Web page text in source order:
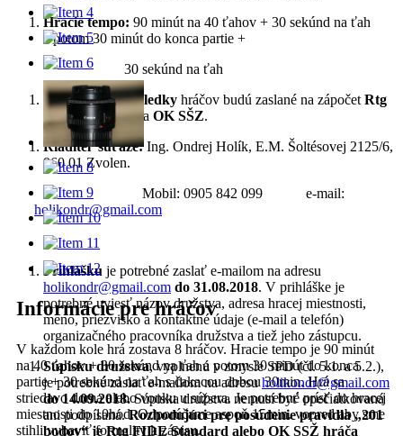
Hracie tempo: 90 minút na 40 ťahov + 30 sekúnd na ťah
a potom 30 minút do konca partie +
30 sekúnd na ťah
Individuálne výsledky hráčov budú zaslané na zápočet Rtg
FIDE Standarda OK SŠZ.
Riaditeľ súťaže:Ing. Ondrej Holík, E.M. Šoltésovej 2125/6,
960 01 Zvolen.
Mobil: 0905 842 099 e-mail:
holikondr@gmail.com
Prihlášku je potrebné zaslať e-mailom na adresu
holikondr@gmail.com do 31.08.2018. V prihláške je
potrebné uviesť názov družstva, adresa hracej miestnosti,
meno, priezvisko a kontaktné údaje (e-mail a telefón)
organizačného pracovníka družstva a tiež jeho zástupcu.
Súpisku družstva, vyplnenú v zmysle SPD (čl. 5.1. a 5.2.),
je potrebné zaslať e-mailom na adresuholikondr@gmail.com
do 14.09.2018.Súpiska družstva nemusí byť opečiatkovaná
ani podpísaná.Rozhodujúci pre posúdenie pravidla „201
bodov“ je Rtg FIDE Standard alebo OK SSŽ hráča
Informácie pre hráčov
V každom kole hrá zostava 8 hráčov. Hracie tempo je 90 minút
na 40 ťahov + 30 sekúnd na ťah a potom 30 minút do konca
partie + 30 sekúnd na ťah s čakacou dobou 30min. Hrá sa
striedavo doma alebo vonku u súpera. Je potrebné prísť do hracej
miestnosti do 10hod. Odporúčame aspoň 15min. vopred aby sme
stihli vybaviť formality k zápisu.